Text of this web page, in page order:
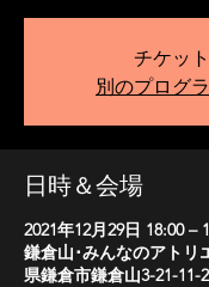
チケッ
別のプログ
日時＆会場
2021年12月29日 18:00 –
鎌倉山･みんなのアトリ
県鎌倉市鎌倉山3-21-11-2